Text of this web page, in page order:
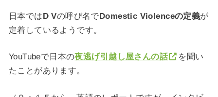
日本ではD Vの呼び名でDomestic Violenceの定義が
定着しているようです。
YouTubeで日本の夜逃げ引越し屋さんの話
を聞い
たことがあります。